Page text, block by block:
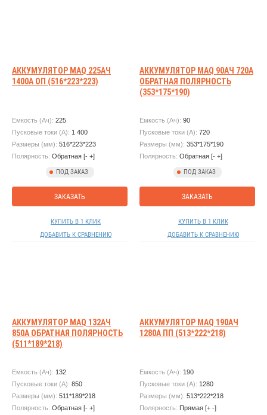
АККУМУЛЯТОР MAQ 225АЧ
1400А ОП (516*223*223)
Емкость (Ач): 225
Пусковые токи (А): 1 400
Размеры (мм): 516*223*223
Полярность: Обратная [- +]
ПОД ЗАКАЗ
ЗАКАЗАТЬ
КУПИТЬ В 1 КЛИК
ДОБАВИТЬ К СРАВНЕНИЮ
АККУМУЛЯТОР MAQ 90АЧ 720А
ОБРАТНАЯ ПОЛЯРНОСТЬ
(353*175*190)
Емкость (Ач): 90
Пусковые токи (А): 720
Размеры (мм): 353*175*190
Полярность: Обратная [- +]
ПОД ЗАКАЗ
ЗАКАЗАТЬ
КУПИТЬ В 1 КЛИК
ДОБАВИТЬ К СРАВНЕНИЮ
АККУМУЛЯТОР MAQ 132АЧ
850А ОБРАТНАЯ ПОЛЯРНОСТЬ
(511*189*218)
Емкость (Ач): 132
Пусковые токи (А): 850
Размеры (мм): 511*189*218
Полярность: Обратная [- +]
АККУМУЛЯТОР MAQ 190АЧ
1280А ПП (513*222*218)
Емкость (Ач): 190
Пусковые токи (А): 1280
Размеры (мм): 513*222*218
Полярность: Прямая [+ -]